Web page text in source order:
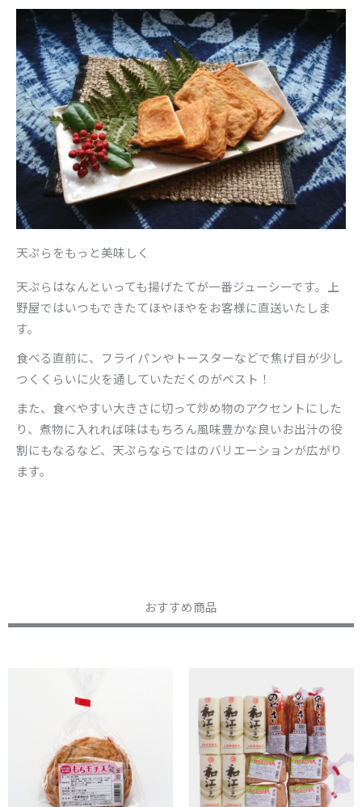
天ぷらをもっと美味しく
天ぷらはなんといっても揚げたてが一番ジューシーです。上
野屋ではいつもできたてほやほやをお客様に直送いたしま
す。
食べる直前に、フライパンやトースターなどで焦げ目が少し
つくくらいに火を通していただくのがベスト！
また、食べやすい大きさに切って炒め物のアクセントにした
り、煮物に入れれば味はもちろん風味豊かな良いお出汁の役
割にもなるなど、天ぷらならではのバリエーションが広がり
ます。
おすすめ商品